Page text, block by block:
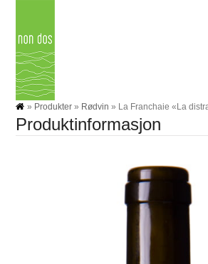
content
» Produkter » Rødvin » La Franchaie «La
Produktinformasjon